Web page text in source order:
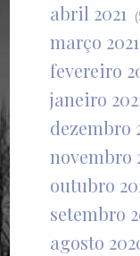
abril 2021
março 2021
fevereiro
janeiro
dezembro
novembro
outubro
setembro
agosto